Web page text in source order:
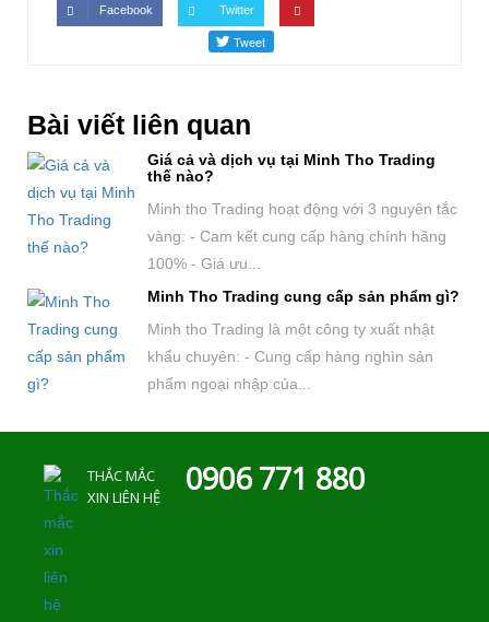
Facebook Twitter
Bài viết liên quan
Giá cả và dịch vụ tại Minh Tho Trading
thế nào?
Minh tho Trading hoạt động với 3 nguyên tắc
vàng: - Cam kết cung cấp hàng chính hãng
100% - Giá ưu...
Minh Tho Trading cung cấp sản phẩm gì?
Minh tho Trading là một công ty xuất nhật
khẩu chuyên: - Cung cấp hàng nghìn sản
phẩm ngoại nhập của...
THẮC MẮC
XIN LIÊN HỆ
0906 771 880